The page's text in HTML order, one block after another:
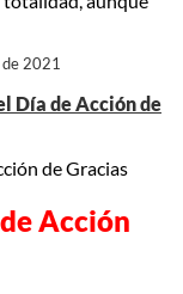
2021
Día de Acción de
de Gracias
Acción